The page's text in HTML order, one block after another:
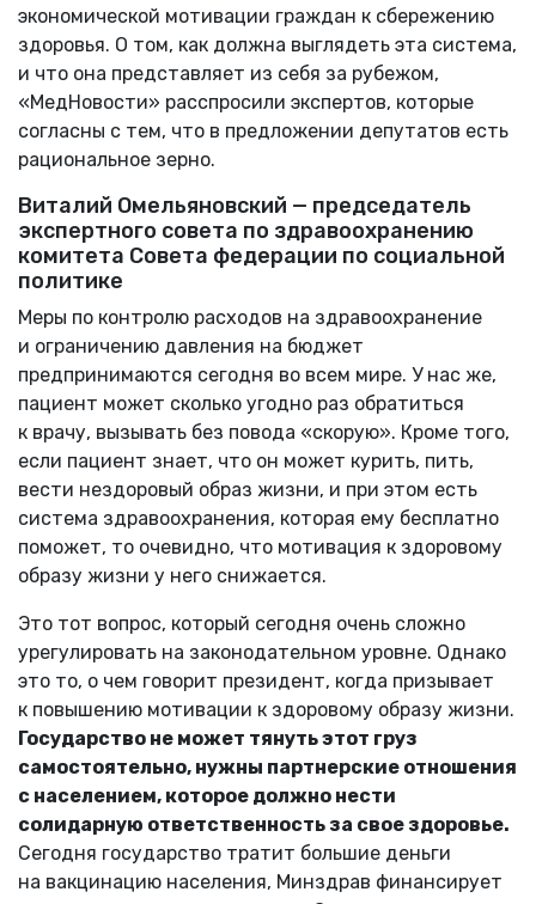
экономической мотивации граждан к сбережению
здоровья. О том, как должна выглядеть эта система,
и что она представляет из себя за рубежом,
«МедНовости» расспросили экспертов, которые
согласны с тем, что в предложении депутатов есть
рациональное зерно.
Виталий Омельяновский — председатель
экспертного совета по здравоохранению
комитета Совета федерации по социальной
политике
Меры по контролю расходов на здравоохранение
и ограничению давления на бюджет
предпринимаются сегодня во всем мире. У нас же,
пациент может сколько угодно раз обратиться
к врачу, вызывать без повода «скорую». Кроме того,
если пациент знает, что он может курить, пить,
вести нездоровый образ жизни, и при этом есть
система здравоохранения, которая ему бесплатно
поможет, то очевидно, что мотивация к здоровому
образу жизни у него снижается.
Это тот вопрос, который сегодня очень сложно
урегулировать на законодательном уровне. Однако
это то, о чем говорит президент, когда призывает
к повышению мотивации к здоровому образу жизни.
Государство не может тянуть этот груз
самостоятельно, нужны партнерские отношения
с населением, которое должно нести
солидарную ответственность за свое здоровье.
Сегодня государство тратит большие деньги
на вакцинацию населения, Минздрав финансирует